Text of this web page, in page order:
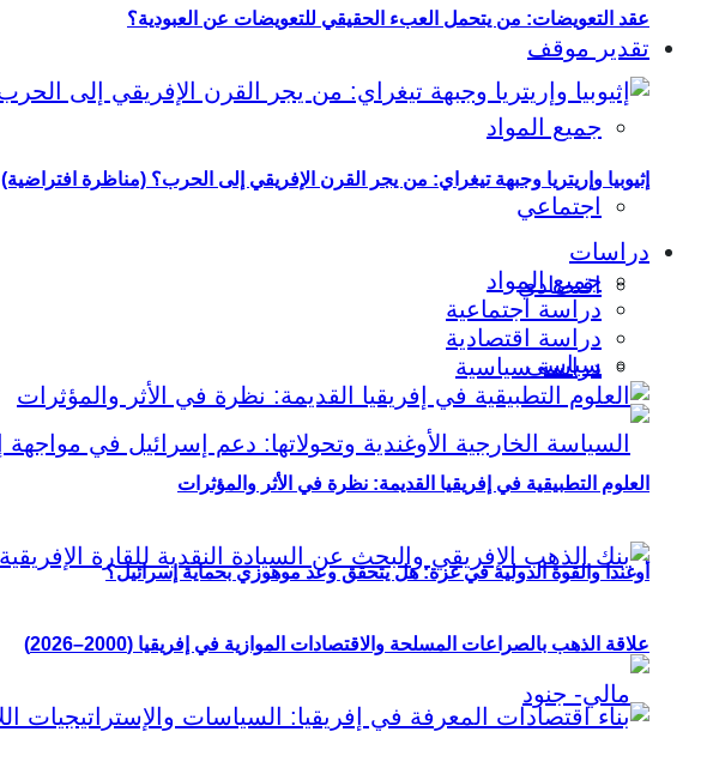
تقدير موقف
جميع المواد
اجتماعي
اقتصادي
سياسي
أوغندا والقوة الدولية في غزة: هل يتحقق وعد موهوزي بحماية إسرائيل؟
عقد التعويضات: من يتحمل العبء الحقيقي للتعويضات عن العبودية؟
إثيوبيا وإريتريا وجبهة تيغراي: من يجر القرن الإفريقي إلى الحرب؟ (مناظرة افتراضية)
دراسات
جميع المواد
دراسة اجتماعية
دراسة اقتصادية
دراسة سياسية
العلوم التطبيقية في إفريقيا القديمة: نظرة في الأثر والمؤثرات
علاقة الذهب بالصراعات المسلحة والاقتصادات الموازية في إفريقيا (2000–2026)